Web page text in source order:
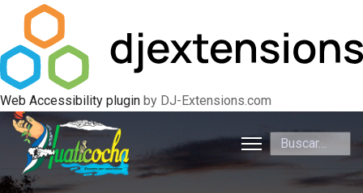
Web Accessibility plugin by DJ-Extensions.com
Buscar